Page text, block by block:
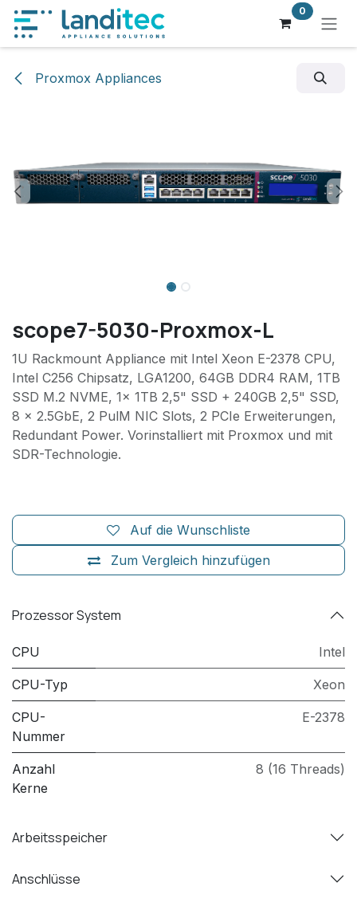
Zum Inhalt springen 0
Proxmox Appliances
scope7-5030-Proxmox-L
1U Rackmount Appliance mit Intel Xeon E-2378 CPU,
Intel C256 Chipsatz, LGA1200, 64GB DDR4 RAM, 1TB
SSD M.2 NVME, 1x 1TB 2,5" SSD + 240GB 2,5" SSD,
8 x 2.5GbE, 2 PulM NIC Slots, 2 PCIe Erweiterungen,
Redundant Power. Vorinstalliert mit Proxmox und mit
SDR-Technologie.
Zum Vergleich hinzufügen
Auf die Wunschliste
Prozessor System
CPU Intel
CPU-Typ Xeon
CPU-
Nummer
E-2378
Anzahl
Kerne
8 (16 Threads)
Arbeitsspeicher
Anschlüsse